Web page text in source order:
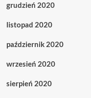
grudzień 2020
listopad 2020
październik 2020
wrzesień 2020
sierpień 2020